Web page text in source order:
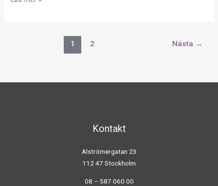
1 2 Nästa →
Kontakt
Alströmergatan 23
112 47 Stockholm
08 – 587 060 00